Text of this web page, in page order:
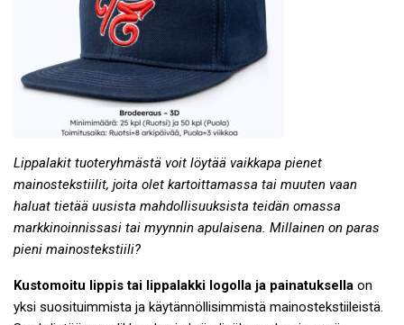
Lippalakit tuoteryhmästä voit löytää vaikkapa pienet
mainostekstiilit, joita olet kartoittamassa tai muuten vaan
haluat tietää uusista mahdollisuuksista teidän omassa
markkinoinnissasi tai myynnin apulaisena. Millainen on paras
pieni mainostekstiili?
Kustomoitu lippis tai lippalakki logolla ja painatuksella on
yksi suosituimmista ja käytännöllisimmistä mainostekstiileistä.